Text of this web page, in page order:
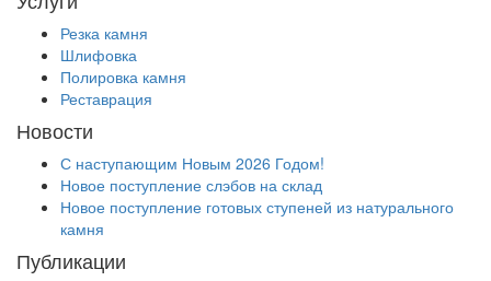
Резка камня
Шлифовка
Полировка камня
Реставрация
Новости
С наступающим Новым 2026 Годом!
Новое поступление слэбов на склад
Новое поступление готовых ступеней из натурального
камня
Публикации